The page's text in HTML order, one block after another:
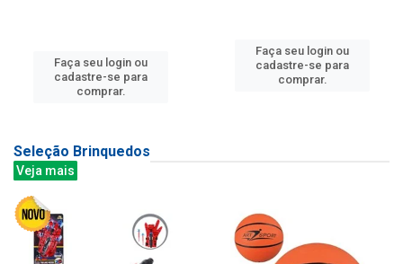
Faça seu login ou
cadastre-se para
comprar.
Faça seu login ou
cadastre-se para
comprar.
Seleção Brinquedos
Veja mais